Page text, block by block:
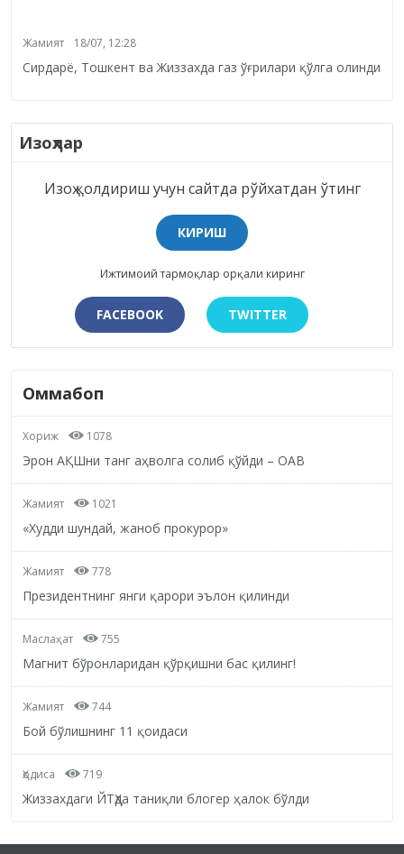
Жамият 18/07, 12:28
Сирдарё, Тошкент ва Жиззахда газ ўғрилари қўлга олинди
Изоҳлар
Изоҳ қолдириш учун сайтда рўйхатдан ўтинг
КИРИШ
Ижтимоий тармоқлар орқали киринг
FACEBOOK TWITTER
Оммабоп
Хориж 1078
Эрон АҚШни танг аҳволга солиб қўйди – ОАВ
Жамият 1021
«Худди шундай, жаноб прокурор»
Жамият 778
Президентнинг янги қарори эълон қилинди
Маслаҳат 755
Магнит бўронларидан қўрқишни бас қилинг!
Жамият 744
Бой бўлишнинг 11 қоидаси
Ҳодиса 719
Жиззахдаги ЙТҲда таниқли блогер ҳалок бўлди